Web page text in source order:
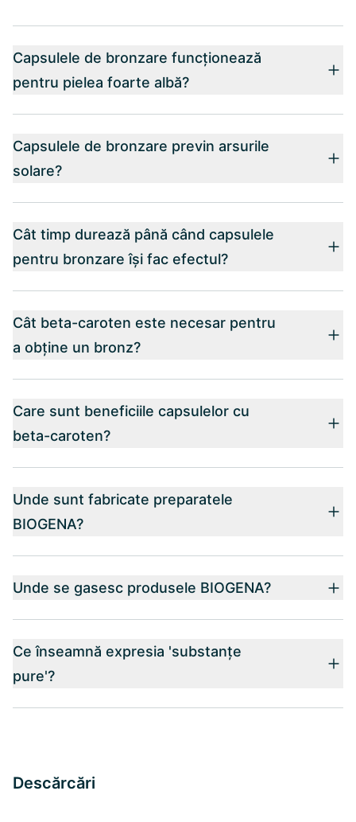
Capsulele de bronzare funcționează
pentru pielea foarte albă?
Capsulele de bronzare previn arsurile
solare?
Cât timp durează până când capsulele
pentru bronzare își fac efectul?
Cât beta-caroten este necesar pentru
a obține un bronz?
Care sunt beneficiile capsulelor cu
beta-caroten?
Unde sunt fabricate preparatele
BIOGENA?
Unde se gasesc produsele BIOGENA?
Ce înseamnă expresia 'substanțe
pure'?
Descărcări